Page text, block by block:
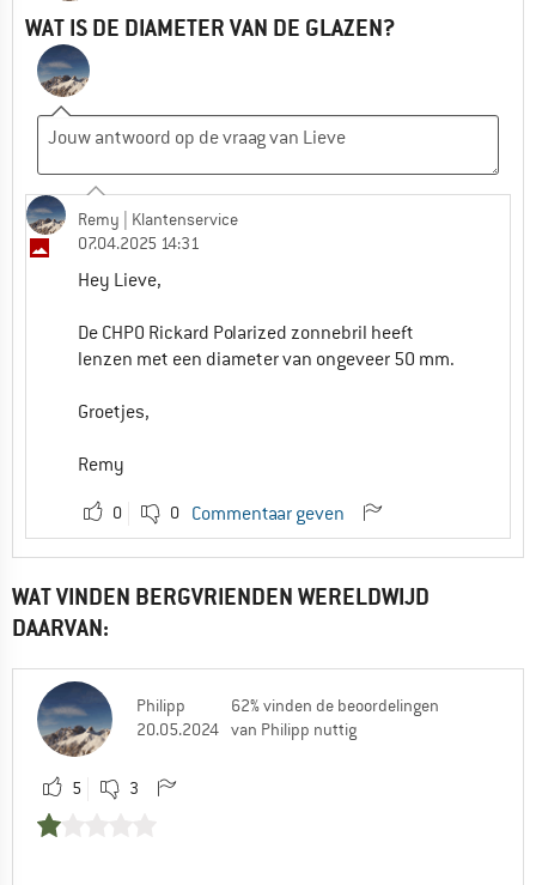
WAT IS DE DIAMETER VAN DE GLAZEN?
Remy | Klantenservice
07.04.2025 14:31
Hey Lieve,
De CHPO Rickard Polarized zonnebril heeft
lenzen met een diameter van ongeveer 50 mm.
Groetjes,
Remy
0 0 Commentaar geven
WAT VINDEN BERGVRIENDEN WERELDWIJD
DAARVAN:
Philipp
20.05.2024
62% vinden de beoordelingen
van Philipp nuttig
5 3